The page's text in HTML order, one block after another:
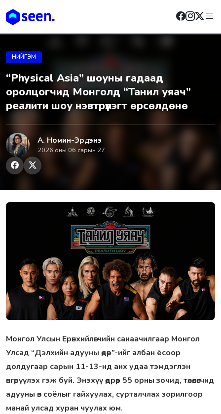
НИЙГЭМ
“Physical Asia” шоуны гадаад
оролцогчид Монголд “Танил уяач”
реалити шоу нэвтрүүлэгт өрсөлдөнө
А. Номин-Эрдэнэ
2026 оны 06 сарын 27
Монгол Улсын Ерөнхийлөгчийн санаачилгаар Монгол
Улсад “Дэлхийн адууны өдөр”-ийг албан ёсоор
долдугаар сарын 11-13-нд анх удаа тэмдэглэн
өнгөрүүлэх гэж буй. Энэхүү өдрөөр 55 орны зочид, төлөөлөгчид
адууны өв соёлыг гайхуулах, сурталчлах зорилгоор
манай улсад хуран чуулах юм.